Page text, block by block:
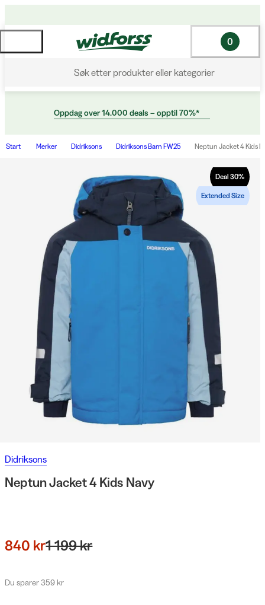
Søk etter produkter eller kategorier
0
Oppdag over 14.000 deals – opptil 70%*
Start Merker Didriksons Didriksons Barn FW25 Neptun Jacket 4 Kids
Deal 30%
Extended Size
Didriksons
Neptun Jacket 4 Kids Navy
840 kr1 199 kr
Du sparer 359 kr